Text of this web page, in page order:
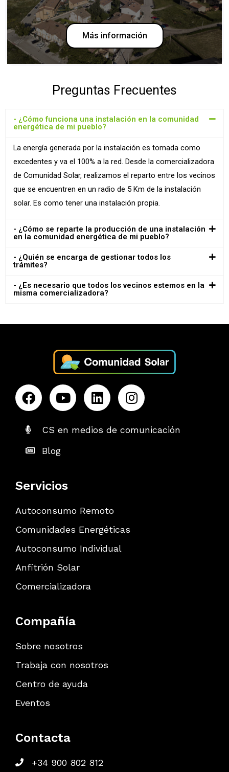
Más información
Preguntas Frecuentes
- ¿Cómo funciona una instalación en la comunidad
energética de mi pueblo?
La energía generada por la instalación es tomada como
excedentes y va el 100% a la red. Desde la comercializadora
de Comunidad Solar, realizamos el reparto entre los vecinos
que se encuentren en un radio de 5 Km de la instalación
solar. Es como tener una instalación propia.
- ¿Cómo se reparte la producción de una instalación
en la comunidad energética de mi pueblo?
- ¿Quién se encarga de gestionar todos los
trámites?
- ¿Es necesario que todos los vecinos estemos en la
misma comercializadora?
CS en medios de comunicación
Blog
Servicios
Autoconsumo Remoto
Comunidades Energéticas
Autoconsumo Individual
Anfitrión Solar
Comercializadora
Compañía
Sobre nosotros
Trabaja con nosotros
Centro de ayuda
Eventos
Contacta
+34 900 802 812